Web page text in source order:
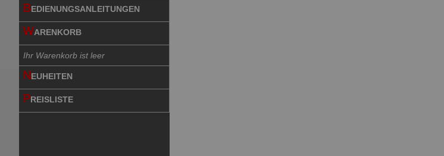
BEDIENUNGSANLEITUNGEN
WARENKORB
Ihr Warenkorb ist leer
NEUHEITEN
PREISLISTE